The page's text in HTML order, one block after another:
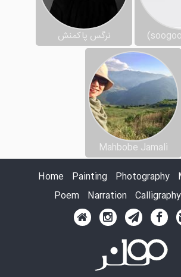
نرگس پاکمنش
Mahbobe Jamali
Home
Painting Photography
Poem
Narration Calligraphy